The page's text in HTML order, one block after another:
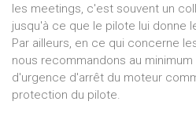
les meetings, c'est souvent un
jusqu'à ce que le pilote lui donne
Par ailleurs, en ce qui concerne
nous recommandons au
d'urgence d'arrêt du moteur
protection du pilote.